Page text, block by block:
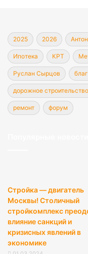
2025 2026
Ипотека КРТ
Руслан Сырцов
дорожное строительство
ремонт форум
Стройка — двигатель
Москвы! Столичный
стройкомплекс
влияние санкций и
кризисных явлений в
экономике